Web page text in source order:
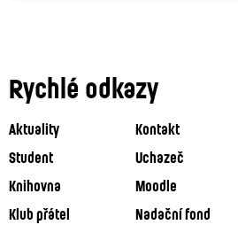
Rychlé odkazy
Aktuality Kontakt
Student
Uchazeč
Knihovna
Moodle
Klub přátel
Nadační fond